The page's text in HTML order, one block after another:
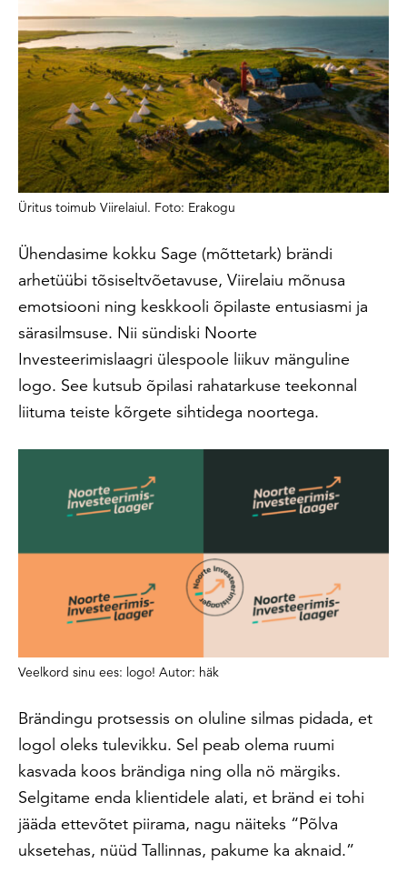
Üritus toimub Viirelaiul. Foto: Erakogu
Ühendasime kokku Sage (mõttetark) brändi
arhetüübi tõsiseltvõetavuse, Viirelaiu mõnusa
emotsiooni ning keskkooli õpilaste entusiasmi ja
särasilmsuse. Nii sündiski Noorte
Investeerimislaagri ülespoole liikuv mänguline
logo. See kutsub õpilasi rahatarkuse teekonnal
liituma teiste kõrgete sihtidega noortega.
Veelkord sinu ees: logo! Autor: häk
Brändingu protsessis on oluline silmas pidada, et
logol oleks tulevikku. Sel peab olema ruumi
kasvada koos brändiga ning olla nö märgiks.
Selgitame enda klientidele alati, et bränd ei tohi
jääda ettevõtet piirama, nagu näiteks “Põlva
uksetehas, nüüd Tallinnas, pakume ka aknaid.”